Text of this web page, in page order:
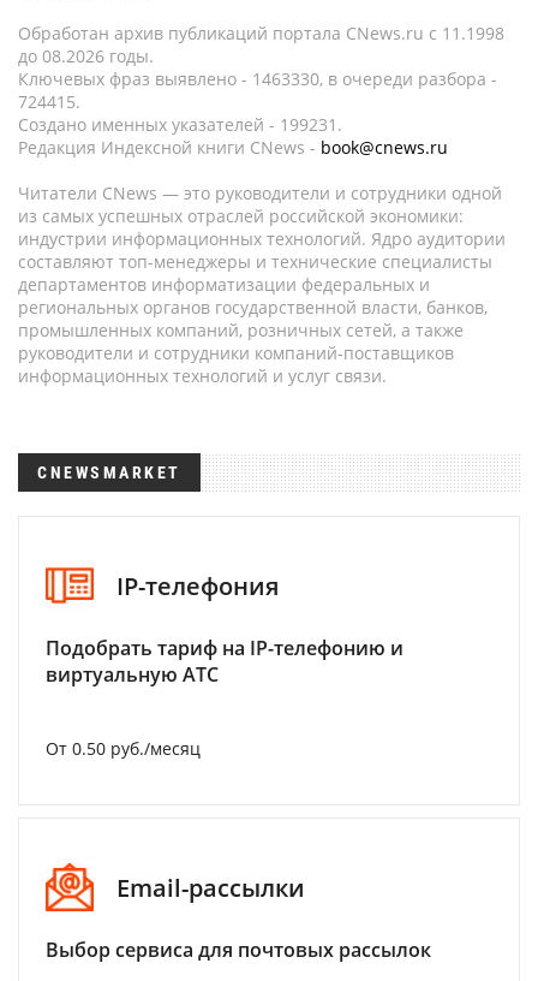
Обработан архив публикаций портала CNews.ru c 11.1998
до 08.2026 годы.
Ключевых фраз выявлено - 1463330, в очереди разбора -
724415.
Создано именных указателей - 199231.
Редакция Индексной книги CNews - book@cnews.ru
Читатели CNews — это руководители и сотрудники одной
из самых успешных отраслей российской экономики:
индустрии информационных технологий. Ядро аудитории
составляют топ-менеджеры и технические специалисты
департаментов информатизации федеральных и
региональных органов государственной власти, банков,
промышленных компаний, розничных сетей, а также
руководители и сотрудники компаний-поставщиков
информационных технологий и услуг связи.
CNEWSMARKET
IP-телефония
Подобрать тариф на IP-телефонию и
виртуальную АТС
От 0.50 руб./месяц
Email-рассылки
Выбор сервиса для почтовых рассылок